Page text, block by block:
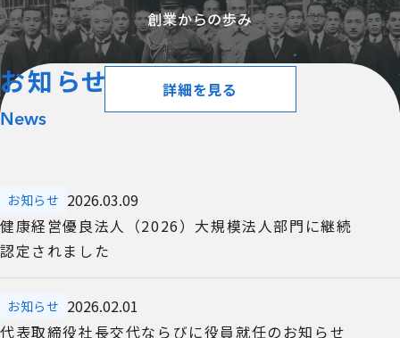
創業からの歩み
詳細を見る
お知らせ
News
お知らせ 2026.03.09
健康経営優良法人（2026）大規模法人部門に継続
認定されました
お知らせ 2026.02.01
代表取締役社長交代ならびに役員就任のお知らせ